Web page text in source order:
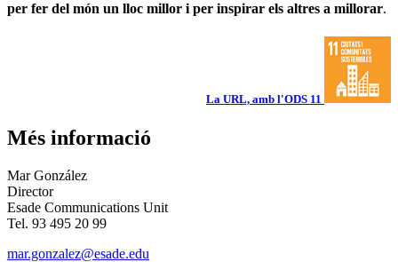
per fer del món un lloc millor i per inspirar els altres a millorar.
La URL, amb l'ODS 11
Més informació
Mar González
Director
Esade Communications Unit
Tel. 93 495 20 99
mar.gonzalez@esade.edu